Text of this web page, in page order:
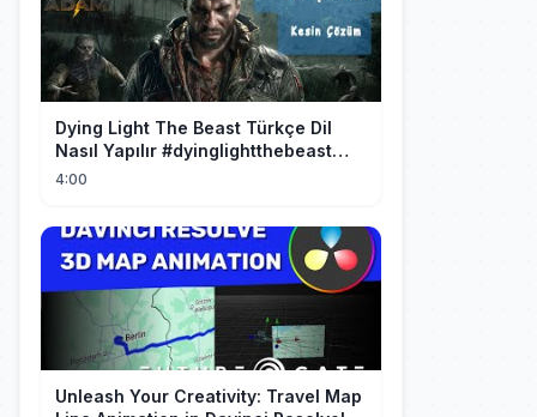
Dying Light The Beast Türkçe Dil
Nasıl Yapılır #dyinglightthebeast
#gaming
4:00
Unleash Your Creativity: Travel Map